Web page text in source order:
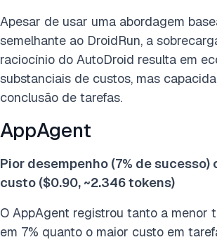
Apesar de usar uma abordagem
semelhante ao DroidRun, a
raciocínio do AutoDroid resulta em
substanciais de custos, mas
conclusão de tarefas.
AppAgent
Pior desempenho (7% de sucesso)
custo ($0.90, ~2.346 tokens)
O AppAgent registrou tanto a menor
em 7% quanto o maior custo em